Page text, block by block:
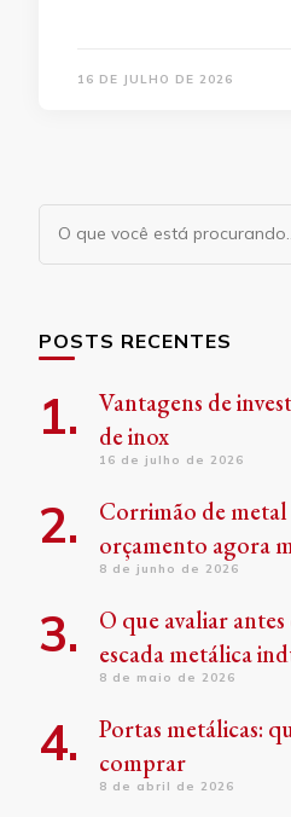
16 DE JULHO DE 2026
Procurando
algo?
POSTS RECENTES
Vantagens de
de inox
16 de julho de 2026
Corrimão de metal
orçamento agora
8 de junho de 2026
O que avaliar
escada metálica
8 de maio de 2026
Portas metálicas:
comprar
8 de abril de 2026